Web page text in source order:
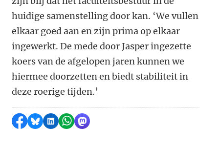
huidige samenstelling door kan. ‘We vullen
elkaar goed aan en zijn prima op elkaar
ingewerkt. De mede door Jasper ingezette
koers van de afgelopen jaren kunnen we
hiermee doorzetten en biedt stabiliteit in
deze roerige tijden.’
Delen op Facebook
Delen via Bluesky
Delen op LinkedIn
Delen via WhatsApp
Delen via Mastodon